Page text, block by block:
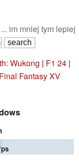
im mniej tym lepiej
Wukong | F1 24|
Final Fantasy XV